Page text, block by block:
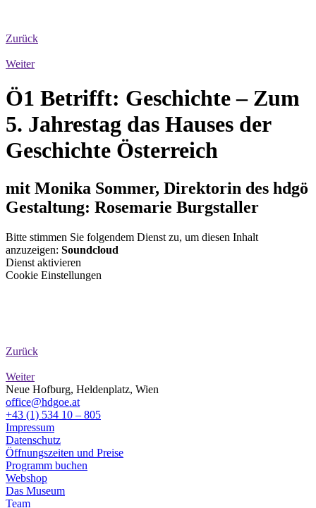
Zurück
Weiter
Ö1 Betrifft: Geschichte – Zum
5. Jahrestag das Hauses der
Geschichte Österreich
mit Monika Sommer, Direktorin des hdgö
Gestaltung: Rosemarie Burgstaller
Bitte stimmen Sie folgendem Dienst zu, um diesen Inhalt
anzuzeigen: Soundcloud
Dienst aktivieren
Cookie Einstellungen
Zurück
Weiter
Neue Hofburg, Heldenplatz, Wien
office@hdgoe.at
+43 (1) 534 10 – 805
Impressum
Datenschutz
Öffnungszeiten und Preise
Programm buchen
Webshop
Das Museum
Team